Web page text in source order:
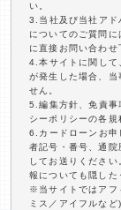
い。
3.当社及び当社アド
についてのご質問
に直接お問い合わせ
4.本サイトに関して
が発生した場合、当
せん。
5.編集方針、免責事
シーポリシーの各規
6.カードローンお申
者記号・番号、通
してお送りくださ
報についても隠した
※当サイトではアフ
ミス／アイフルな